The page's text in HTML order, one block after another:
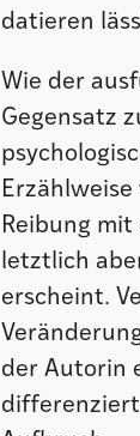
datieren
Wie der
Gegensatz
Reibung
letztlich
erscheint.
der Autorin